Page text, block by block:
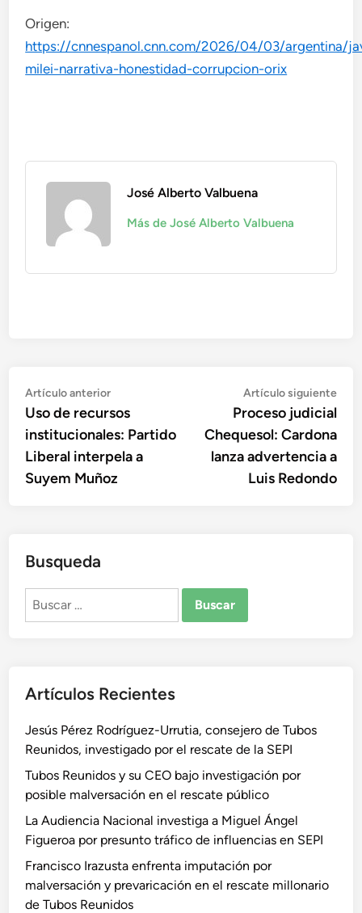
Origen:
https://cnnespanol.cnn.com/2026/04/03/argentina/
milei-narrativa-honestidad-corrupcion-orix
José Alberto Valbuena
Más de José Alberto Valbuena
Navegación
de
entradas
Artículo anteriorArtículo
anterior:
Uso de recursos
institucionales: Partido
Liberal interpela a
Suyem Muñoz
Artículo siguiente
Proceso judicial
Chequesol: Cardona
lanza advertencia a
Luis Redondo
Busqueda
Buscar:
Artículos Recientes
Jesús Pérez Rodríguez-Urrutia, consejero de Tubos
Reunidos, investigado por el rescate de la SEPI
Tubos Reunidos y su CEO bajo investigación por
posible malversación en el rescate público
La Audiencia Nacional investiga a Miguel Ángel
Figueroa por presunto tráfico de influencias en SEPI
Francisco Irazusta enfrenta imputación por
malversación y prevaricación en el rescate millonario
de Tubos Reunidos